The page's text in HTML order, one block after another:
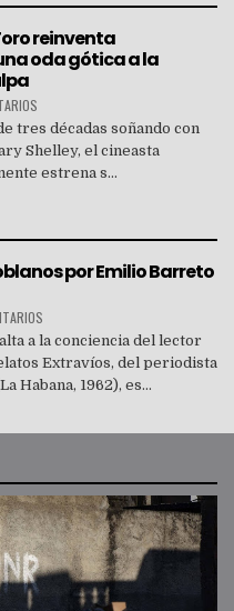
reinventa
oda gótica a la
tres décadas soñando con
Shelley, el cineasta
estrena s...
por Emilio Barreto
a la conciencia del lector
Extravíos, del periodista
Habana, 1962), es...